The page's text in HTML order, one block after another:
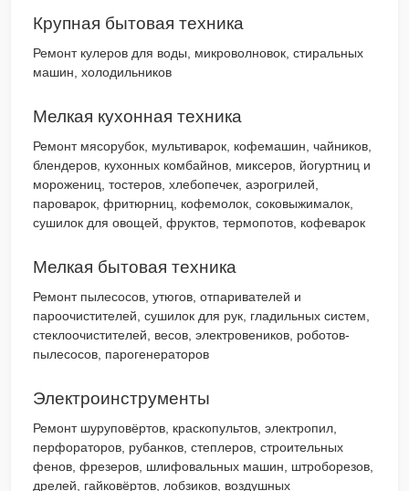
Крупная бытовая техника
Ремонт кулеров для воды, микроволновок, стиральных
машин, холодильников
Мелкая кухонная техника
Ремонт мясорубок, мультиварок, кофемашин, чайников,
блендеров, кухонных комбайнов, миксеров, йогуртниц и
морожениц, тостеров, хлебопечек, аэрогрилей,
пароварок, фритюрниц, кофемолок, соковыжималок,
сушилок для овощей, фруктов, термопотов, кофеварок
Мелкая бытовая техника
Ремонт пылесосов, утюгов, отпаривателей и
пароочистителей, сушилок для рук, гладильных систем,
стеклоочистителей, весов, электровеников, роботов-
пылесосов, парогенераторов
Электроинструменты
Ремонт шуруповёртов, краскопультов, электропил,
перфораторов, рубанков, степлеров, строительных
фенов, фрезеров, шлифовальных машин, штроборезов,
дрелей, гайковёртов, лобзиков, воздушных